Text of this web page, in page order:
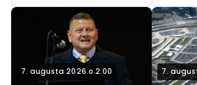
7. augusta 2026 o 2:00 7.